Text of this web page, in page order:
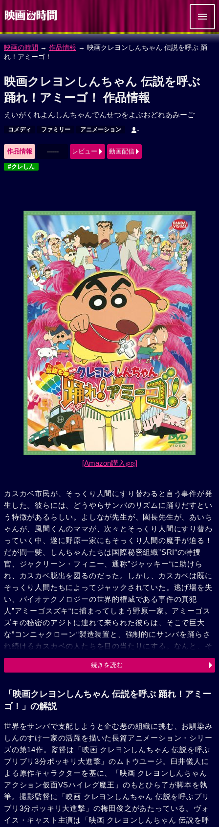
映画の時間 → 作品情報 → 映画クレヨンしんちゃん 伝説を呼ぶ 踊
れ！アミーゴ！
映画クレヨンしんちゃん 伝説を呼ぶ
踊れ！アミーゴ！ 作品情報
えいがくれよんしんちゃんでんせつをよぶおどれあみーご
コメディ ファミリー アニメーション -
作品情報 ------ レビュー 動画配信
#クレしん
[Amazon購入 (PR)]
カスカベ市民が、そっくり人間にすり替わると言う事件が発
生した。彼らには、どうやらサンバのリズムに踊りだすとい
う特徴があるらしい。よしなが先生が、園長先生が、あいち
ゃんが、風間くんのママが、次々とそっくり人間にすり替わ
っていく中、遂に野原一家にもそっくり人間の魔手が迫る！
だが間一髪、しんちゃんたちは国際秘密組織”SRI“の特捜
官、ジャクリーン・フィニー、通称”ジャッキー“に助けら
れ、カスカベ脱出を図るのだった。しかし、カスカベは既に
そっくり人間たちによってジャックされていた。逃げ場を失
い、バイオテクノロジーの世界的権威である事件の真犯
人”アミーゴスズキ“に捕まってしまう野原一家。アミーゴス
ズキの秘密のアジトに連れて来られた彼らは、そこで巨大
な”コンニャクローン“製造装置と、強制的にサンバを踊らさ
れ続けるカスカベの人たちを目の当たりにする。なんと、そ
っくり人間の正体はコンニャクで、彼らがサンバを踊ること
で、本人もサンバをマスター出来るよう仕掛けられていた。
ンバで世界を征服しようとしていたのだ。本来のサンバの楽
しさを忘れ、方向性を見失ってしまったアミーゴスズキ。ジ
のサンバ対決に挑む。だが、一糸乱れぬアミーゴスズキのス
テップの前に、ジャッキーは挫けそうになる。そんな彼女を
救ったのは、しんちゃんの”お尻サンバ“だった。楽しく踊れ
なければサンバじゃない。お陰で、サンバの楽しさを想い出
したアミーゴスズキの計画は破れ、実は父娘だったアミーゴ
スズキとジャッキーも和解を果たす。そして、平和を取り戻
したカスカベ市民は、みんなで楽しくサンバを踊るのだっ
た。
続きを読む
「映画クレヨンしんちゃん 伝説を呼ぶ 踊れ！アミー
ゴ！」の解説
世界をサンバで支配しようと企む悪の組織に挑む、お馴染み
しんのすけ一家の活躍を描いた長篇アニメーション・シリー
ズの第14作。監督は「映画 クレヨンしんちゃん 伝説を呼ぶ
ブリブリ3分ポッキリ大進撃」のムトウユージ。臼井儀人に
よる原作キャラクターを基に、「映画 クレヨンしんちゃん
アクション仮面VSハイレグ魔王」のもとひら了が脚本を執
筆。撮影監督に「映画 クレヨンしんちゃん 伝説を呼ぶブリ
ブリ3分ポッキリ大進撃」の梅田俊之があたっている。ヴォ
イス・キャスト主演は「映画 クレヨンしんちゃん 伝説を呼